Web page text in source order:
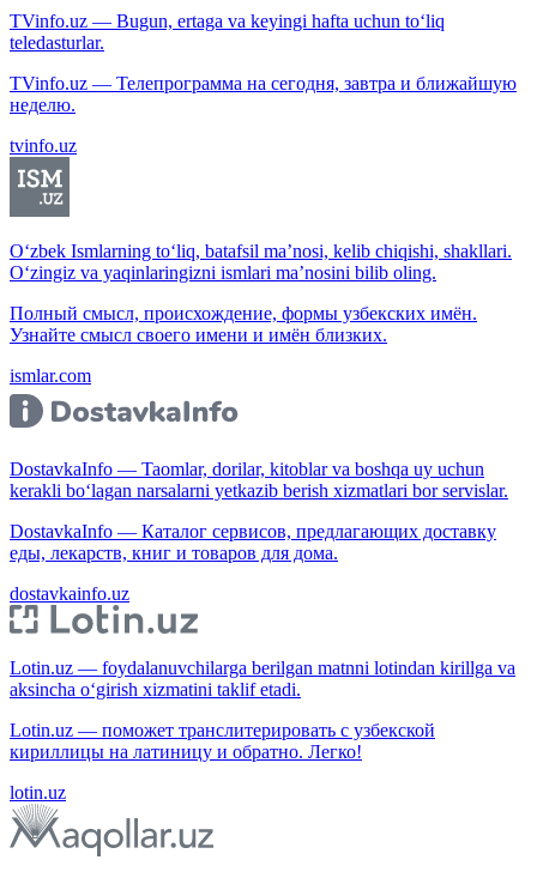
TVinfo.uz — Bugun, ertaga va keyingi hafta uchun to‘liq
teledasturlar.
TVinfo.uz — Телепрограмма на сегодня, завтра и ближайшую
неделю.
tvinfo.uz
O‘zbek Ismlarning to‘liq, batafsil ma’nosi, kelib chiqishi, shakllari.
O‘zingiz va yaqinlaringizni ismlari ma’nosini bilib oling.
Полный смысл, происхождение, формы узбекских имён.
Узнайте смысл своего имени и имён близких.
ismlar.com
DostavkaInfo — Taomlar, dorilar, kitoblar va boshqa uy uchun
kerakli bo‘lagan narsalarni yetkazib berish xizmatlari bor servislar.
DostavkaInfo — Каталог сервисов, предлагающих доставку
еды, лекарств, книг и товаров для дома.
dostavkainfo.uz
Lotin.uz — foydalanuvchilarga berilgan matnni lotindan kirillga va
aksincha o‘girish xizmatini taklif etadi.
Lotin.uz — поможет транслитерировать с узбекской
кириллицы на латиницу и обратно. Легко!
lotin.uz